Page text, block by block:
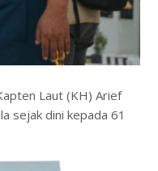
Laut (KH) Arief
sejak dini kepada 61